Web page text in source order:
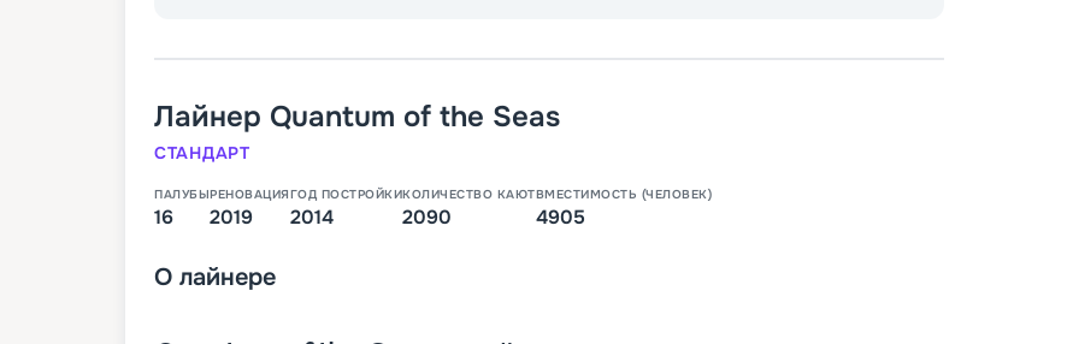
Лайнер Quantum of the Seas
СТАНДАРТ
ПАЛУБЫ
16
РЕНОВАЦИЯ
2019
ГОД ПОСТРОЙКИ
2014
КОЛИЧЕСТВО КАЮТ
2090
ВМЕСТИМОСТЬ (ЧЕЛОВЕК)
4905
О лайнере